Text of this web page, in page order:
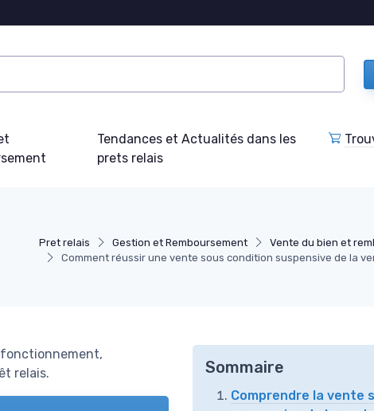
Tendances et Actualités dans les
prets relais
Pret relais Gestion et Remboursement
Vente du bien et
Comment réussir une vente sous condition suspensive de la
fonctionnement,
relais.
Sommaire
Comprendre la vente